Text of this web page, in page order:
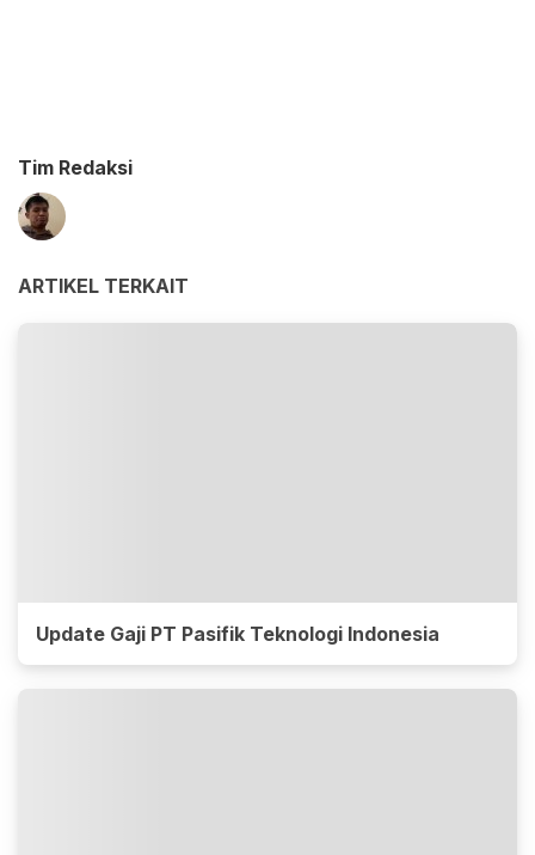
Tim Redaksi
ARTIKEL TERKAIT
Update Gaji PT Pasifik Teknologi Indonesia